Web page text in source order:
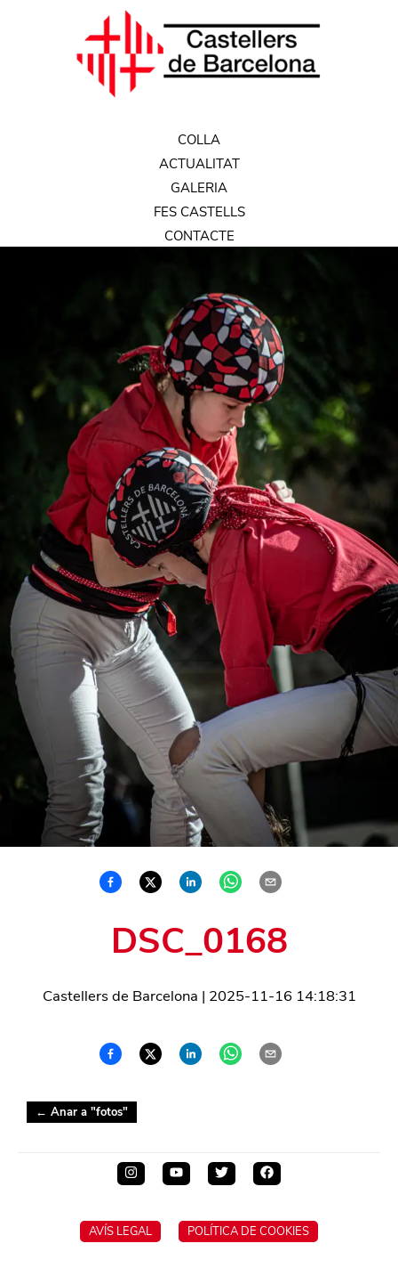
COLLA
ACTUALITAT
GALERIA
FES CASTELLS
CONTACTE
DSC_0168
Castellers de Barcelona | 2025-11-16 14:18:31
← Anar a "fotos"
AVÍS LEGAL POLÍTICA DE COOKIES